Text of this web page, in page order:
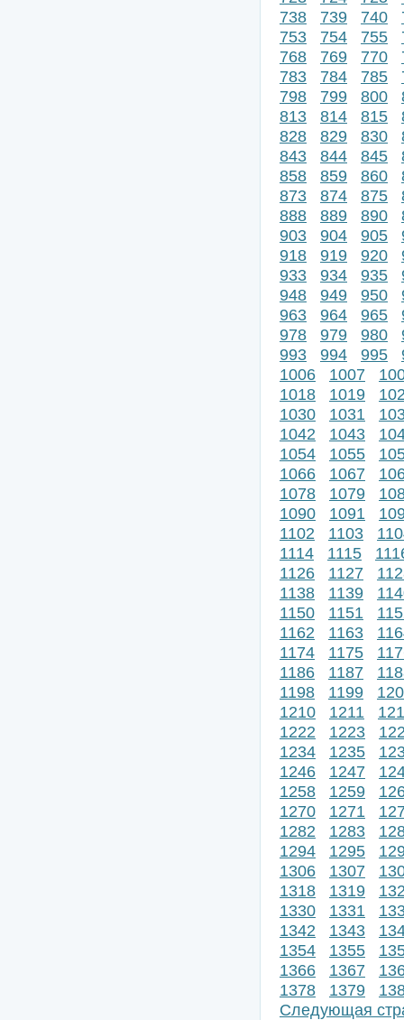
738
739 740
753
754 755
768
769 770
783
784 785
798
799 800
813
814 815
828
829 830
843
844 845
858
859 860
873
874 875
888
889 890
903
904 905
918
919 920
933
934 935
948
949 950
963
964 965
978
979 980
993
994 995
1006
1007
1018
1019
1030
1031
1042
1043
1054
1055
1066
1067
1078
1079
1090
1091
1102
1103
1114
1115
1126
1127
1138
1139
1150
1151
1162
1163
1174
1175
1186
1187
1198
1199
1210
1211
1222
1223
1234
1235
1246
1247
1258
1259
1270
1271
1282
1283
1294
1295
1306
1307
1318
1319
1330
1331
1342
1343
1354
1355
1366
1367
1378
1379
Следующая